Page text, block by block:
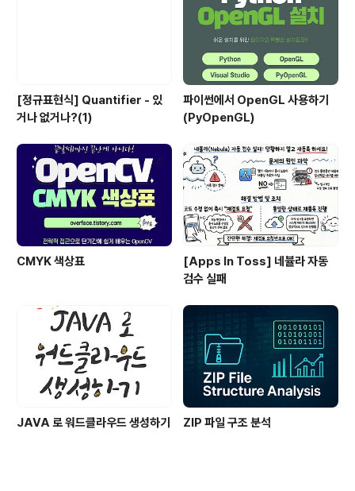
[정규표현식] Quantifier - 있
거나 없거나?(1)
파이썬에서 OpenGL 사용하기
(PyOpenGL)
CMYK 색상표
[Apps In Toss] 네뷸라 자동
검수 실패
JAVA 로 워드클라우드 생성하기 ZIP 파일 구조 분석